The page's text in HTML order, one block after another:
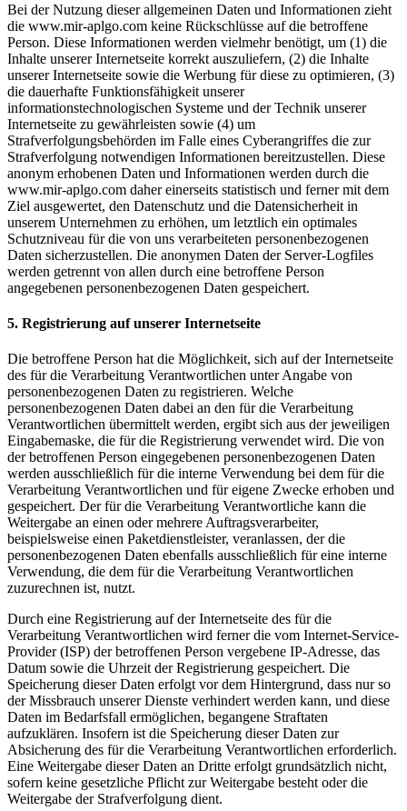
Bei der Nutzung dieser allgemeinen Daten und Informationen zieht
die www.mir-aplgo.com keine Rückschlüsse auf die betroffene
Person. Diese Informationen werden vielmehr benötigt, um (1) die
Inhalte unserer Internetseite korrekt auszuliefern, (2) die Inhalte
unserer Internetseite sowie die Werbung für diese zu optimieren, (3)
die dauerhafte Funktionsfähigkeit unserer
informationstechnologischen Systeme und der Technik unserer
Internetseite zu gewährleisten sowie (4) um
Strafverfolgungsbehörden im Falle eines Cyberangriffes die zur
Strafverfolgung notwendigen Informationen bereitzustellen. Diese
anonym erhobenen Daten und Informationen werden durch die
www.mir-aplgo.com daher einerseits statistisch und ferner mit dem
Ziel ausgewertet, den Datenschutz und die Datensicherheit in
unserem Unternehmen zu erhöhen, um letztlich ein optimales
Schutzniveau für die von uns verarbeiteten personenbezogenen
Daten sicherzustellen. Die anonymen Daten der Server-Logfiles
werden getrennt von allen durch eine betroffene Person
angegebenen personenbezogenen Daten gespeichert.
5. Registrierung auf unserer Internetseite
Die betroffene Person hat die Möglichkeit, sich auf der Internetseite
des für die Verarbeitung Verantwortlichen unter Angabe von
personenbezogenen Daten zu registrieren. Welche
personenbezogenen Daten dabei an den für die Verarbeitung
Verantwortlichen übermittelt werden, ergibt sich aus der jeweiligen
Eingabemaske, die für die Registrierung verwendet wird. Die von
der betroffenen Person eingegebenen personenbezogenen Daten
werden ausschließlich für die interne Verwendung bei dem für die
Verarbeitung Verantwortlichen und für eigene Zwecke erhoben und
gespeichert. Der für die Verarbeitung Verantwortliche kann die
Weitergabe an einen oder mehrere Auftragsverarbeiter,
beispielsweise einen Paketdienstleister, veranlassen, der die
personenbezogenen Daten ebenfalls ausschließlich für eine interne
Verwendung, die dem für die Verarbeitung Verantwortlichen
zuzurechnen ist, nutzt.
Durch eine Registrierung auf der Internetseite des für die
Verarbeitung Verantwortlichen wird ferner die vom Internet-Service-
Provider (ISP) der betroffenen Person vergebene IP-Adresse, das
Datum sowie die Uhrzeit der Registrierung gespeichert. Die
Speicherung dieser Daten erfolgt vor dem Hintergrund, dass nur so
der Missbrauch unserer Dienste verhindert werden kann, und diese
Daten im Bedarfsfall ermöglichen, begangene Straftaten
aufzuklären. Insofern ist die Speicherung dieser Daten zur
Absicherung des für die Verarbeitung Verantwortlichen erforderlich.
Eine Weitergabe dieser Daten an Dritte erfolgt grundsätzlich nicht,
sofern keine gesetzliche Pflicht zur Weitergabe besteht oder die
Weitergabe der Strafverfolgung dient.